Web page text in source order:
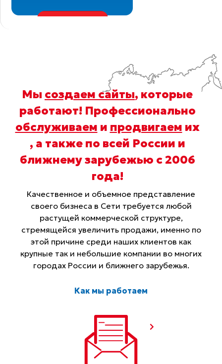
Мы создаем сайты, которые
работают! Профессионально
обслуживаем и продвигаем их
, а также по всей России и
ближнему зарубежью с 2006
года!
Качественное и объемное представление
своего бизнеса в Сети требуется любой
растущей коммерческой структуре,
стремящейся увеличить продажи, именно по
этой причине среди наших клиентов как
крупные так и небольшие компании во многих
городах России и ближнего зарубежья.
Как мы работаем